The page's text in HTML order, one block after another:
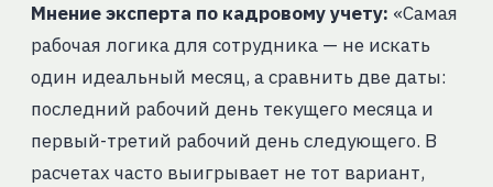
Мнение эксперта по кадровому учету: «Самая
рабочая логика для сотрудника — не искать
один идеальный месяц, а сравнить две даты:
последний рабочий день текущего месяца и
первый-третий рабочий день следующего. В
расчетах часто выигрывает не тот вариант,